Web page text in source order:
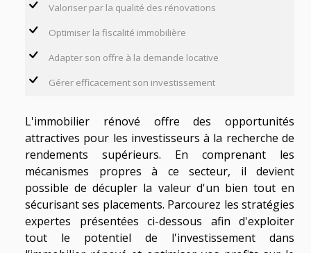
Valoriser par la qualité des rénovations
Optimiser la fiscalité immobilière
Adapter son offre à la demande locative
Gérer efficacement son investissement
L'immobilier rénové offre des opportunités
attractives pour les investisseurs à la recherche de
rendements supérieurs. En comprenant les
mécanismes propres à ce secteur, il devient
possible de décupler la valeur d'un bien tout en
sécurisant ses placements. Parcourez les stratégies
expertes présentées ci-dessous afin d'exploiter
tout le potentiel de l'investissement dans